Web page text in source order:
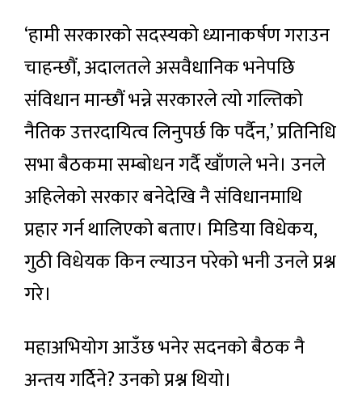
‘हामी सरकारको सदस्यको ध्यानाकर्षण गराउन
चाहन्छौं, अदालतले असवैधानिक भनेपछि
संविधान मान्छौं भन्ने सरकारले त्यो गल्तिको
नैतिक उत्तरदायित्व लिनुपर्छ कि पर्दैन,’ प्रतिनिधि
सभा बैठकमा सम्बोधन गर्दै खाँणले भने। उनले
अहिलेको सरकार बनेदेखि नै संविधानमाथि
प्रहार गर्न थालिएको बताए। मिडिया विधेकय,
गुठी विधेयक किन ल्याउन परेको भनी उनले प्रश्न
गरे।
महाअभियोग आउँछ भनेर सदनको बैठक नै
अन्तय गर्दिेने? उनको प्रश्न थियो।